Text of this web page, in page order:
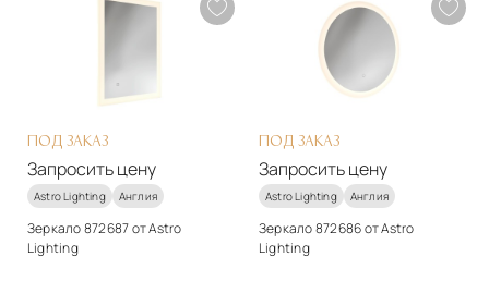
Подробнее
ПОД ЗАКАЗ
Запросить цену
Astro Lighting Англия
Зеркало 872687 от Astro
Lighting
ПОД ЗАКАЗ
Запросить цену
Astro Lighting Англия
Зеркало 872686 от Astro
Lighting